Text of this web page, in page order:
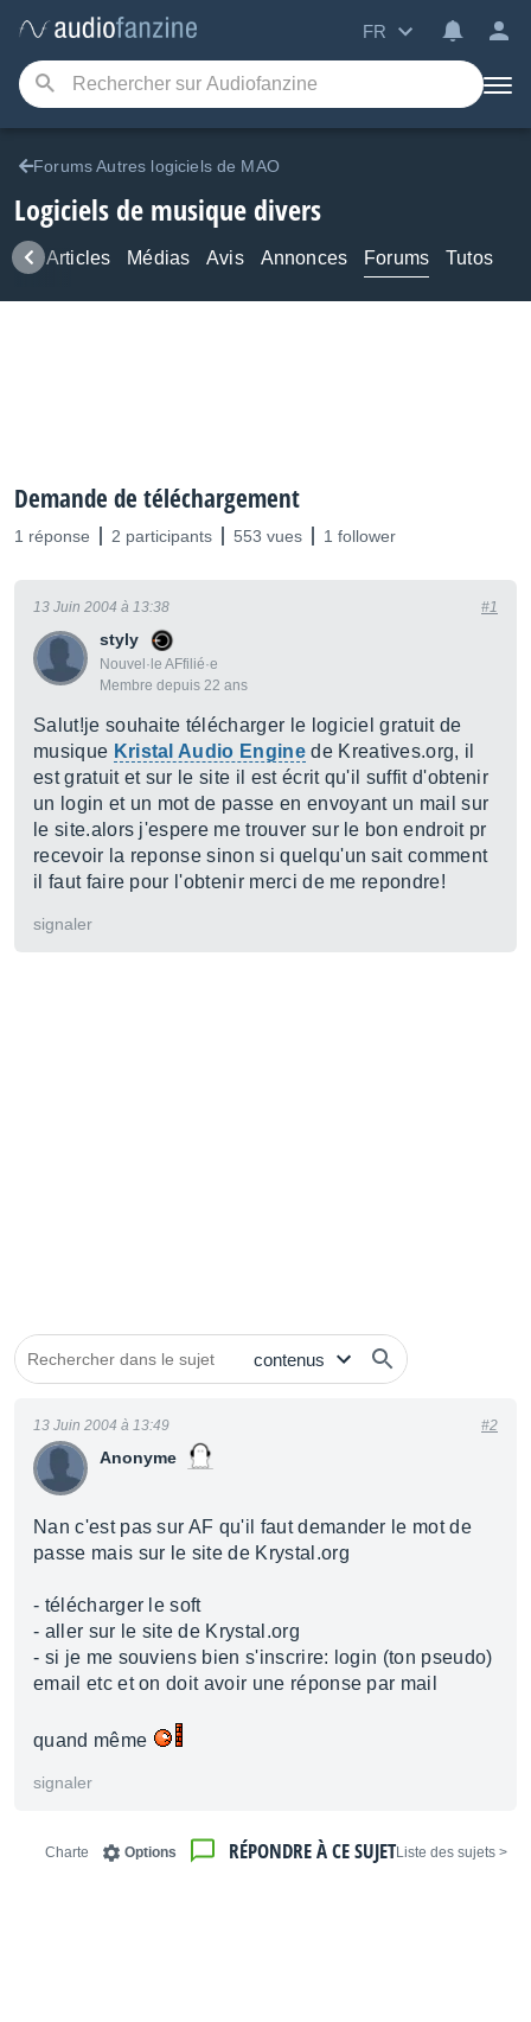
FR
Forums Autres logiciels de MAO
Logiciels de musique divers
Articles Médias Avis Annonces Forums Tutos
Demande de téléchargement
1 réponse 2 participants 553 vues 1 follower
styly
Nouvel·le AFfilié·e
Membre depuis 22 ans
13 Juin 2004 à 13:38 #1
Salut!je souhaite télécharger le logiciel gratuit de
musique Kristal Audio Enginede Kreatives.org, il
est gratuit et sur le site il est écrit qu'il suffit d'obtenir
un login et un mot de passe en envoyant un mail sur
le site.alors j'espere me trouver sur le bon endroit pr
recevoir la reponse sinon si quelqu'un sait comment
il faut faire pour l'obtenir merci de me repondre!
signaler
Anonyme
13 Juin 2004 à 13:49 #2
Nan c'est pas sur AF qu'il faut demander le mot de
passe mais sur le site de Krystal.org
- télécharger le soft
- aller sur le site de Krystal.org
- si je me souviens bien s'inscrire: login (ton pseudo)
email etc et on doit avoir une réponse par mail
quand même
signaler
< Liste des sujets
RÉPONDRE À CE SUJET
Options
Charte